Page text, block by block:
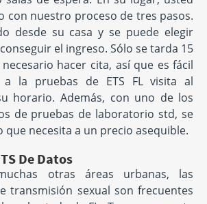
con nuestro proceso de tres pasos.
desde su casa y se puede elegir
el ingreso. Sólo se tarda 15
hacer cita, así que es fácil
a la pruebas de ETS FL visita al
horario. Además, con uno de los
de pruebas de laboratorio std, se
que necesita a un precio asequible.
De Datos
otras áreas urbanas, las
transmisión sexual son frecuentes